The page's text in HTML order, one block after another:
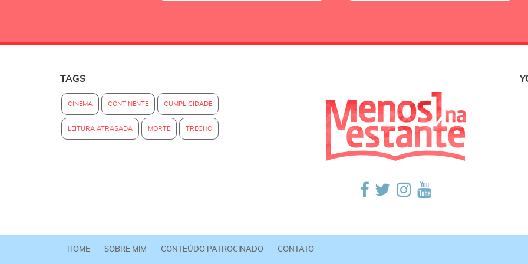
TAGS
CINEMA CONTINENTE CUMPLICIDADE
LEITURA ATRASADA MORTE TRECHO
HOME SOBRE MIM CONTEÚDO PATROCINADO CONTATO